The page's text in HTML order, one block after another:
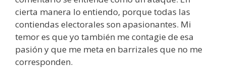
cierta manera lo entiendo, porque todas las
contiendas electorales son apasionantes. Mi
temor es que yo también me contagie de esa
pasión y que me meta en barrizales que no me
corresponden.